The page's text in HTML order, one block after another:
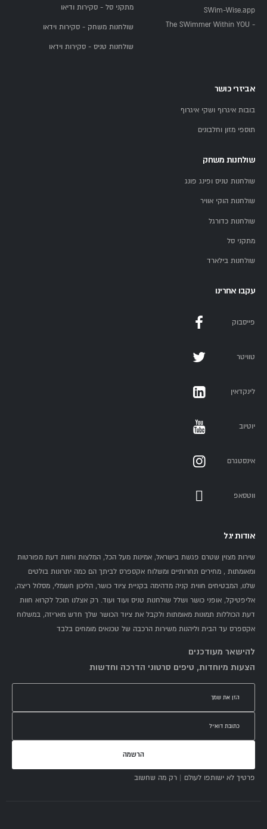
SWim-Wise.app
- The SWimmer Within YOU
מתקני סל - סקירות ודיאו
שולחנות משחק - סקירות וידאו
שולחנות טניס - סקירות וידאו
אביזרי כושר
בובות איגרוף ושקי איגרוף
תוספי מזון וחלבונים
שולחנות משחק
שולחנות טניס ופינג פונג
שולחנות הוקי אוויר
שולחנות כדורגל
מתקני סל
שולחנות בילארד
עקבו אחרינו
פייסבוק
טוויטר
לינקדאין
יוטיוב
אינסטגרם
ווטסאפ
אודות יגל
שירות מצוין שטרם פגשת בישראל, אמינות מעל הכל, המלצות וחוות דעת מפורטות
ומאומתות , מחירים תחרותיים ומשלוח אקספרס לביתך הם כמה יתרונות בולטים
שלנו, המבטיחים חווית קניה מדהימה בקניית ציוד כושר, הליכון חשמלי, מסלול ריצה,
אליפטיקל, אופני כושר ושלל שולחנות טניס ועוד ועוד. רק אצלנו תוכל לקרוא חוות
דעת הכוללות תמונות מאומתות ולקבל את ציוד הכושר שלך חדש מאריזה, במשלוח
אקספרס עד הבית וליהנות משירות הרכבה של טכנאים מומחים בלבד
להישאר מעודכנים
הצעות מיוחדות, טיפים סרטוני הדרכה וחדשות
הרשמה
פרטיך לא ישותפו לעולם | רק מה שחשוב